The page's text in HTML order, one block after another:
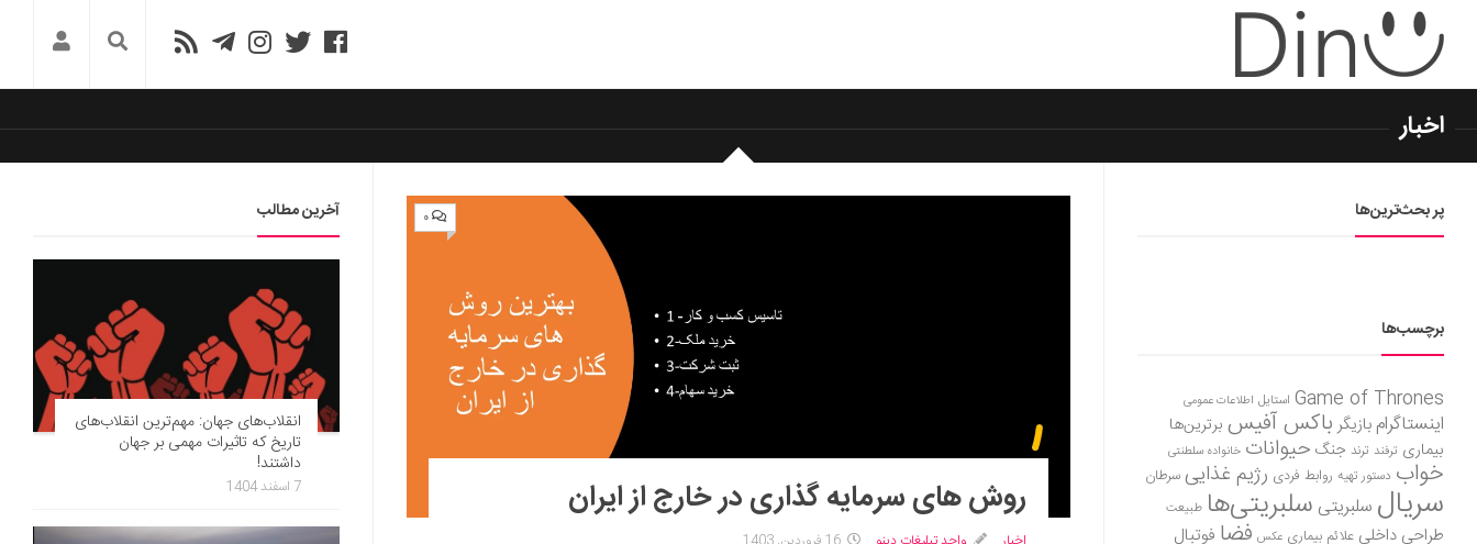
اخبار
۰
روش های سرمایه گذاری در خارج از ایران
پر بحث‌ترین‌ها
برچسب‌ها
Game of Thrones استایل اطلاعات عمومی
اینستاگرام بازیگر باکس آفیس برترین‌ها
بیماری ترفند ترند جنگ حیوانات خانواده سلطنتی
خواب دستور تهیه روابط فردی رژیم غذاییسرطان
سریال سلبریتی سلبریتی‌ها طبیعت
طراحی داخلی علائم بیماری عکس فضا فوتبال
آخرین مطالب
انقلاب‌های جهان: مهم‌ترین انقلاب‌های
تاریخ که تاثیرات مهمی بر جهان
داشتند!
7 اسفند 1404